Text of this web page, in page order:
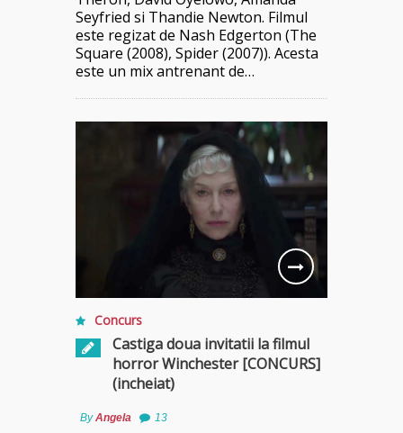
Seyfried si Thandie Newton. Filmul
este regizat de Nash Edgerton (The
Square (2008), Spider (2007)). Acesta
este un mix antrenant de…
Concurs
Castiga doua invitatii la filmul
horror Winchester [CONCURS]
(incheiat)
ByAngela 13